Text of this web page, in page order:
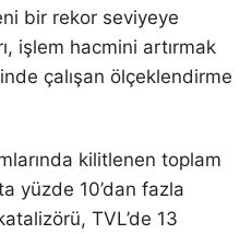
bir rekor seviyeye
işlem hacmini artırmak
çalışan ölçeklendirme
kilitlenen toplam
yüzde 10’dan fazla
TVL’de 13